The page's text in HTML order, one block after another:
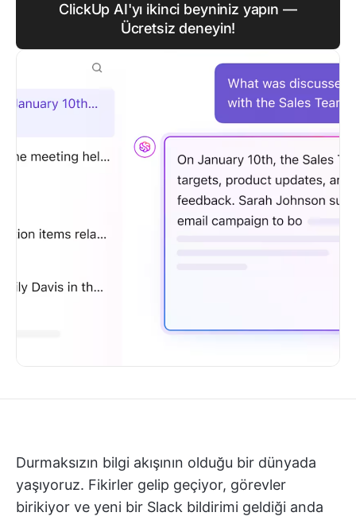
ClickUp AI'yı ikinci beyniniz yapın —
Ücretsiz deneyin!
Durmaksızın bilgi akışının olduğu bir dünyada
yaşıyoruz. Fikirler gelip geçiyor, görevler
birikiyor ve yeni bir Slack bildirimi geldiği anda